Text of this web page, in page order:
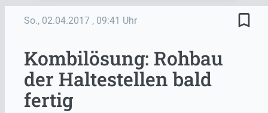
So., 02.04.2017 , 09:41 Uhr bookmark_border
Kombilösung: Rohbau
der Haltestellen bald
fertig